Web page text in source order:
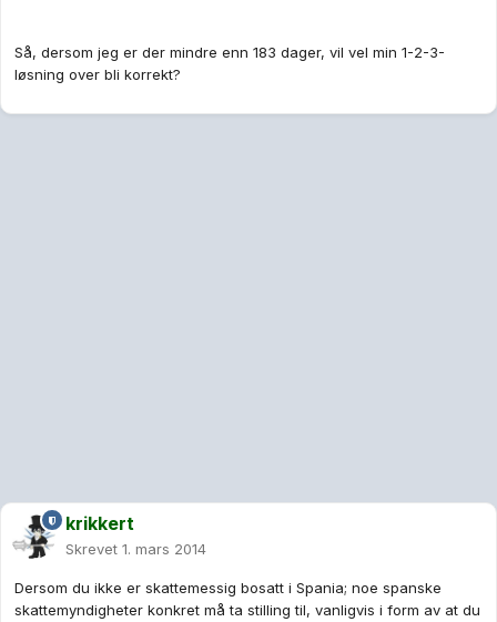
Så, dersom jeg er der mindre enn 183 dager, vil vel min 1-2-3-
løsning over bli korrekt?
krikkert
Skrevet 1. mars 2014
Dersom du ikke er skattemessig bosatt i Spania; noe spanske
skattemyndigheter konkret må ta stilling til, vanligvis i form av at du